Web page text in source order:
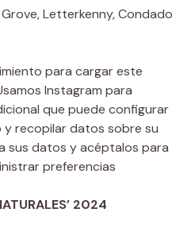
Letterkenny, Condado
para cargar este
Instagram para
que puede configurar
recopilar datos sobre su
sus datos y acéptalos para
preferencias
2024